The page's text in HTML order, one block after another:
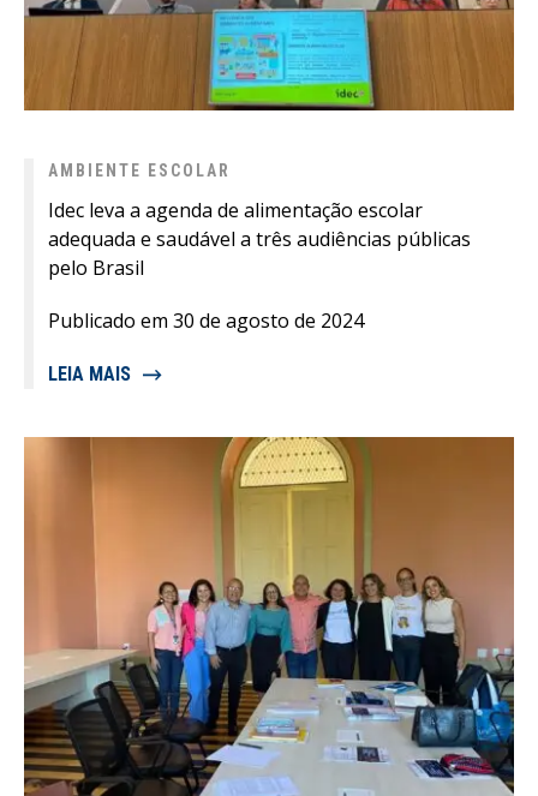
AMBIENTE ESCOLAR
Idec leva a agenda de alimentação escolar
adequada e saudável a três audiências públicas
pelo Brasil
Publicado em 30 de agosto de 2024
LEIA MAIS